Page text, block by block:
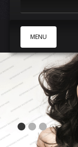
MENU
B
E
F